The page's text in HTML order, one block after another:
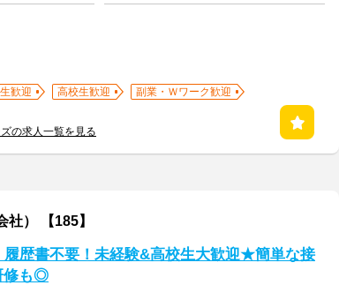
歓迎 高校生歓迎
副業・Ｗワーク歓迎
の求人一覧を見る
） 【185】
履歴書不要！未経験&高校生大歓迎★簡単な接
修も◎